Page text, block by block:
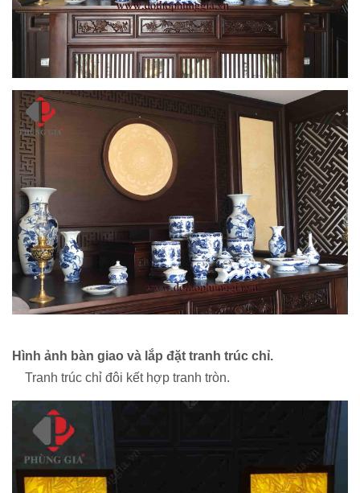
Hình ảnh bàn giao và lắp đặt tranh trúc chỉ.
Tranh trúc chỉ đôi kết hợp tranh tròn.